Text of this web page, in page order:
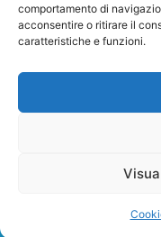
comportamento di
acconsentire o ritirare il
caratteristiche e funzioni.
Copyright ©2026 –